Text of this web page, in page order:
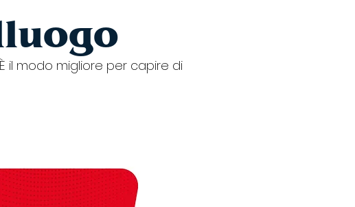
il modo migliore per capire di